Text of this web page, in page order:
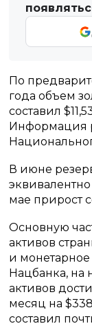
По
года объем
составил
Информация
В июне
мае прирост
Основную
активов
и монетарное
Нацбанка, на
активов
месяц на
составил